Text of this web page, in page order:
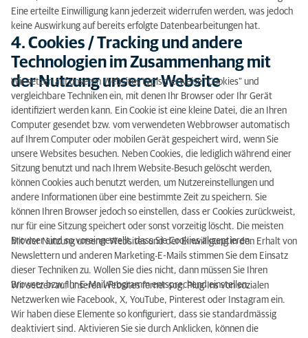
Eine erteilte Einwilligung kann jederzeit widerrufen werden, was jedoch
keine Auswirkung auf bereits erfolgte Datenbearbeitungen hat.
4. Cookies / Tracking und andere
Technologien im Zusammenhang mit
der Nutzung unserer Website
Wir setzen auf unseren Websites typischerweise "Cookies" und
vergleichbare Techniken ein, mit denen Ihr Browser oder Ihr Gerät
identifiziert werden kann. Ein Cookie ist eine kleine Datei, die an Ihren
Computer gesendet bzw. vom verwendeten Webbrowser automatisch
auf Ihrem Computer oder mobilen Gerät gespeichert wird, wenn Sie
unsere Websites besuchen. Neben Cookies, die lediglich während einer
Sitzung benutzt und nach Ihrem Website-Besuch gelöscht werden,
können Cookies auch benutzt werden, um Nutzereinstellungen und
andere Informationen über eine bestimmte Zeit zu speichern. Sie
können Ihren Browser jedoch so einstellen, dass er Cookies zurückweist,
nur für eine Sitzung speichert oder sonst vorzeitig löscht. Die meisten
Browser sind so voreingestellt, dass Sie Cookies akzeptieren.
Mit der Nutzung unserer Websites und der Einwilligung in den Erhalt von
Newslettern und anderen Marketing-E-Mails stimmen Sie dem Einsatz
dieser Techniken zu. Wollen Sie dies nicht, dann müssen Sie Ihren
Browser bzw. Ihr E-Mail-Programm entsprechend einstellen.
Wir setzen auf unseren Websites ferner sog. Plug-Ins von sozialen
Netzwerken wie Facebook, X, YouTube, Pinterest oder Instagram ein.
Wir haben diese Elemente so konfiguriert, dass sie standardmässig
deaktiviert sind. Aktivieren Sie sie durch Anklicken, können die